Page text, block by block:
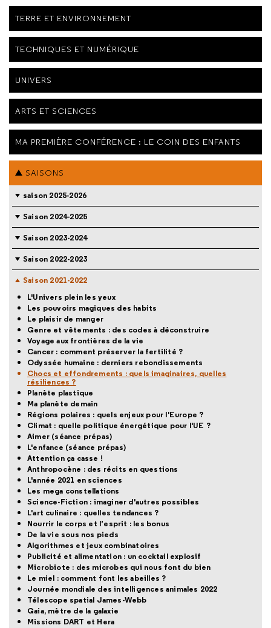
TERRE ET ENVIRONNEMENT
TECHNIQUES ET NUMÉRIQUE
UNIVERS
ARTS ET SCIENCES
MA PREMIÈRE CONFÉRENCE : LE COIN DES ENFANTS
SAISONS
saison 2025-2026
Saison 2024-2025
Saison 2023-2024
Saison 2022-2023
Saison 2021-2022
L'Univers plein les yeux
Les pouvoirs magiques des habits
Le plaisir de manger
Genre et vêtements : des codes à déconstruire
Voyage aux frontières de la vie
Cancer : comment préserver la fertilité ?
Odyssée humaine : derniers rebondissements
Chocs et effondrements : quels imaginaires, quelles
résiliences ?
Planète plastique
Ma planète demain
Régions polaires : quels enjeux pour l'Europe ?
Climat : quelle politique énergétique pour l'UE ?
Aimer (séance prépas)
L'enfance (séance prépas)
Attention ça casse !
Anthropocène : des récits en questions
L'année 2021 en sciences
Les mega constellations
Science-Fiction : imaginer d'autres possibles
L'art culinaire : quelles tendances ?
Nourrir le corps et l’esprit : les bonus
De la vie sous nos pieds
Algorithmes et jeux combinatoires
Publicité et alimentation : un cocktail explosif
Microbiote : des microbes qui nous font du bien
Le miel : comment font les abeilles ?
Journée mondiale des intelligences animales 2022
Télescope spatial James-Webb
Gaia, mètre de la galaxie
Missions DART et Hera